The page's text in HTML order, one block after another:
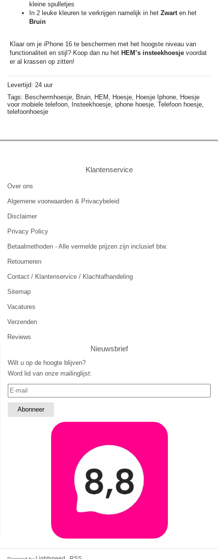
kleine spulletjes
In 2 leuke kleuren te verkrijgen namelijk in het Zwarten het
Bruin
Klaar om je iPhone 16 te beschermen met het hoogste niveau van
functionaliteit en stijl? Koop dan nu het HEM’s insteekhoesje voordat
er al krassen op zitten!
Levertijd: 24 uur
Tags: Beschermhoesje, Bruin, HEM, Hoesje, Hoesje Iphone, Hoesje
voor mobiele telefoon, Insteekhoesje, iphone hoesje, Telefoon hoesje,
telefoonhoesje
Klantenservice
Over ons
Algemene voorwaarden & Privacybeleid
Disclaimer
Privacy Policy
Betaalmethoden - Alle vermelde prijzen zijn inclusief btw.
Retourneren
Contact / Klantenservice / Klachtafhandeling
Sitemap
Vacatures
Verzenden
Reviews
Nieuwsbrief
Wilt u op de hoogte blijven?
Word lid van onze mailinglijst: